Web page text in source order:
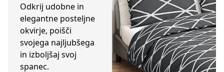
Odkrij udobne in
elegantne posteljne
okvirje, poišči
svojega najljubšega
in izboljšaj svoj
spanec.